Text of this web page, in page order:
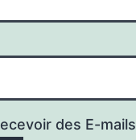
des E-mails